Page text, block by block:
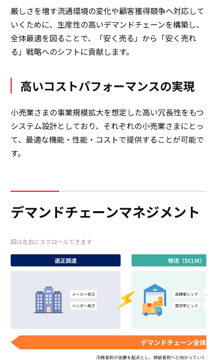
採用情報
ニュース
日本語 ENGLISH 簡体中文 繫体中文
厳しさを増す流通環境の変化や顧客獲得競争へ対応して
いくために、生産性の高いデマンドチェーンを構築し、
全体最適を図ることで、「安く売る」から「安く売れ
る」戦略へのシフトに貢献します。
高いコストパフォーマンスの実現
小売業さまの事業規模拡大を想定した高い冗長性をもつ
システム設計としており、それぞれの小売業さまにとっ
て、最適な機能・性能・コストで提供することが可能で
す。
デマンドチェーンマネジメント
図は左右にスクロールできます